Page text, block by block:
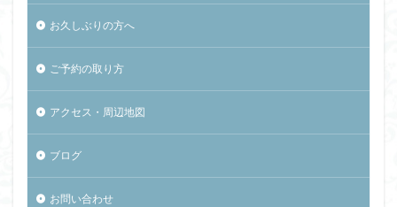
お久しぶりの方へ
ご予約の取り方
アクセス・周辺地図
ブログ
お問い合わせ